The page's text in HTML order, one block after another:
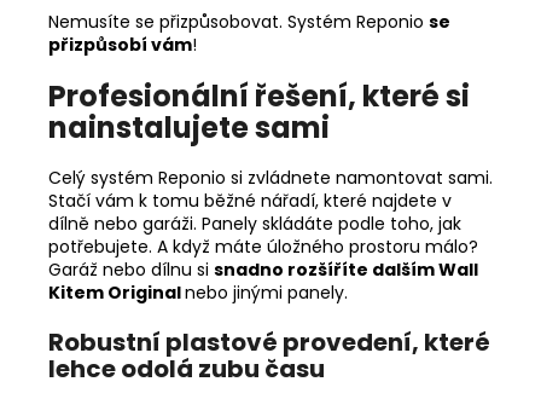
Nemusíte se přizpůsobovat. Systém Reponio se
přizpůsobí vám!
Profesionální řešení, které si
nainstalujete sami
Celý systém Reponio si zvládnete namontovat sami.
Stačí vám k tomu běžné nářadí, které najdete v
dílně nebo garáži. Panely skládáte podle toho, jak
potřebujete. A když máte úložného prostoru málo?
Garáž nebo dílnu si snadno rozšíříte dalším Wall
Kitem Originalnebo jinými panely.
Robustní plastové provedení, které
lehce odolá zubu času